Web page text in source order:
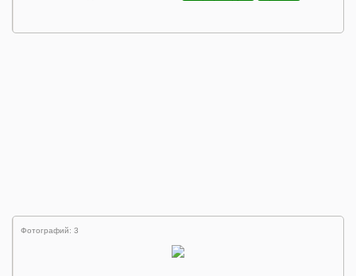
Фотографий: 3